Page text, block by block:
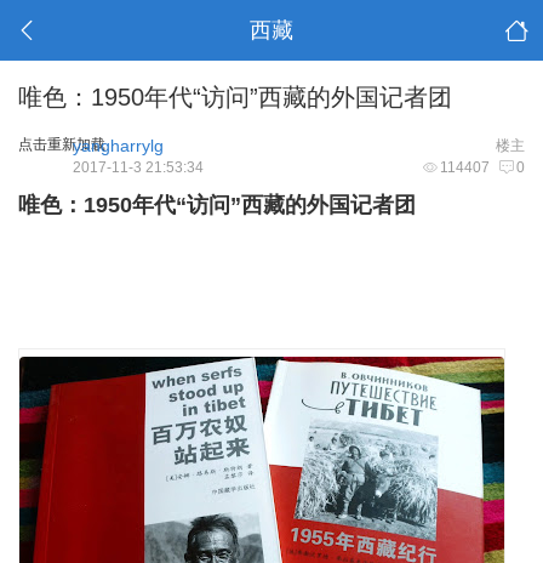
西藏
唯色：1950年代“访问”西藏的外国记者团
点击重新加载 楼主
yangharrylg
114407 0
2017-11-3 21:53:34
唯色：1950年代“访问”西藏的外国记者团